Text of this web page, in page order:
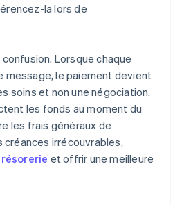
la lors de
Lorsque chaque
message, le paiement devient
soins et non une négociation.
les fonds au moment du
les frais généraux de
irrécouvrables,
et offrir une meilleure